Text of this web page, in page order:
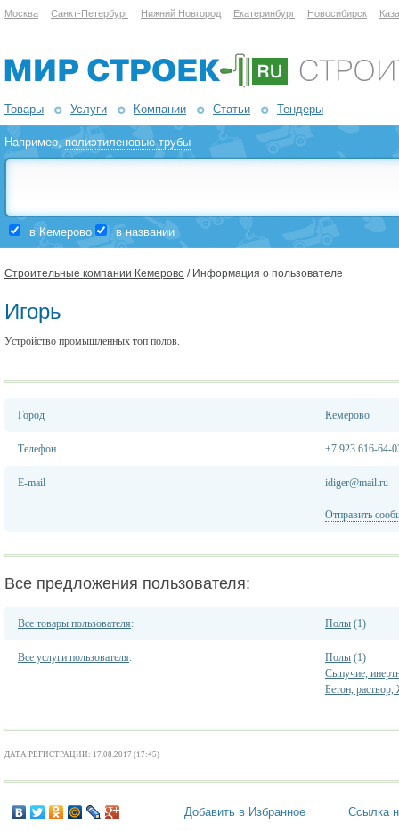
Москва Санкт-Петербург Нижний Новгород Екатеринбург Новосибирск
Товары Услуги Компании Статьи Тендеры
Например,полиэтиленовые трубы
в Кемерово в названии
Строительные компании Кемерово / Информация о пользователе
Игорь
Устройство промышленных топ полов.
Город Кемерово
Телефон +7 923 616-64-
E-mail idiger@mail.ru
Отправить
Все предложения пользователя:
Все товары пользователя: Полы (1)
Все услуги пользователя: Полы (1)
Сыпучие,
Бетон,
ДАТА РЕГИСТРАЦИИ: 17.08.2017 (17:45)
Добавить в Избранное Ссылка